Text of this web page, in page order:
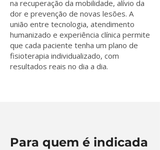
na recuperação da mobilidade, alívio da
dor e prevenção de novas lesões. A
união entre tecnologia, atendimento
humanizado e experiência clínica permite
que cada paciente tenha um plano de
fisioterapia individualizado, com
resultados reais no dia a dia.
Para quem é indicada